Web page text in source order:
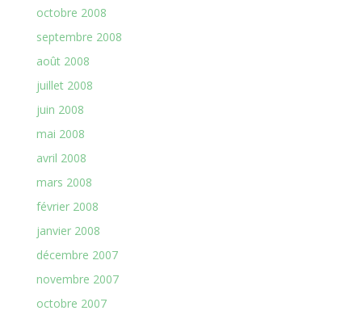
octobre 2008
septembre 2008
août 2008
juillet 2008
juin 2008
mai 2008
avril 2008
mars 2008
février 2008
janvier 2008
décembre 2007
novembre 2007
octobre 2007